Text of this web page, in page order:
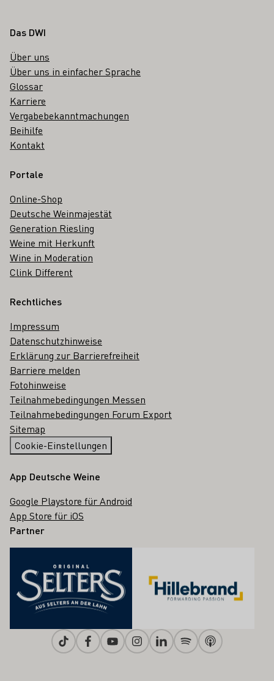
Fußbereich
Das DWI
Über uns
Über uns in einfacher Sprache
Glossar
Karriere
Vergabebekanntmachungen
Beihilfe
Kontakt
Portale
Online-Shop
Deutsche Weinmajestät
Generation Riesling
Weine mit Herkunft
Wine in Moderation
Clink Different
Rechtliches
Impressum
Datenschutzhinweise
Erklärung zur Barrierefreiheit
Barriere melden
Fotohinweise
Teilnahmebedingungen Messen
Teilnahmebedingungen Forum Export
Sitemap
Cookie-Einstellungen
App Deutsche Weine
Google Playstore für Android
App Store für iOS
Partner
TiktokFacebookYoutubeInstagramLinkedinSpotifyApple